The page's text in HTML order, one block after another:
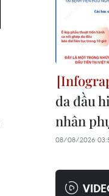
da đầu
nhân
08/08/2026